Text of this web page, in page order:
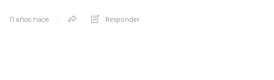
11 años hace Responder